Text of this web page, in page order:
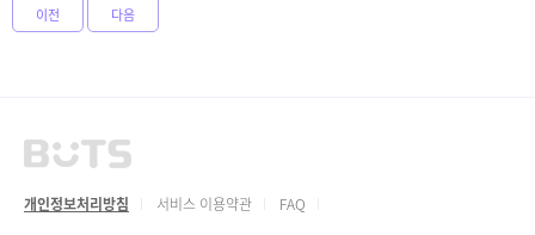
이전 다음
개인정보처리방침 서비스 이용약관 FAQ